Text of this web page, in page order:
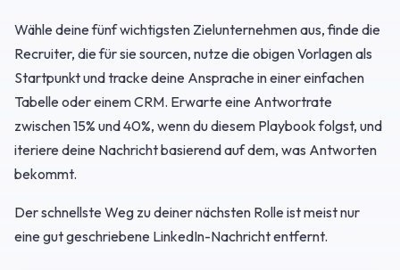
Wähle deine fünf wichtigsten Zielunternehmen aus, finde die
Recruiter, die für sie sourcen, nutze die obigen Vorlagen als
Startpunkt und tracke deine Ansprache in einer einfachen
Tabelle oder einem CRM. Erwarte eine Antwortrate
zwischen 15% und 40%, wenn du diesem Playbook folgst, und
iteriere deine Nachricht basierend auf dem, was Antworten
bekommt.
Der schnellste Weg zu deiner nächsten Rolle ist meist nur
eine gut geschriebene LinkedIn-Nachricht entfernt.